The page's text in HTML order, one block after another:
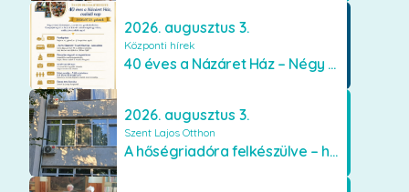
2026. augusztus 3.
Központi hírek
40 éves a Názáret Ház – Négy évtized szeretetben és gondoskodásban
2026. augusztus 3.
Szent Lajos Otthon
A hőségriadóra felkészülve – hűsítő fejlesztések a Szent Lajos Otthonban